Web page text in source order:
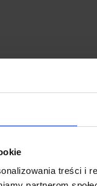
treści i